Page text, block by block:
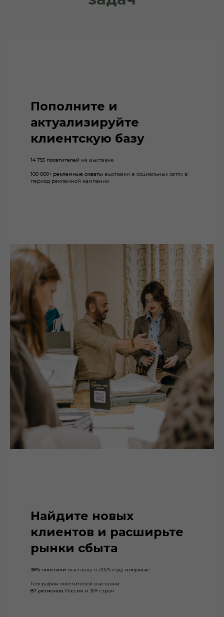
Пополните и
актуализируйте
клиентскую базу
14 755 посетителей на выставке
100 000+ рекламные охваты выставки в социальных сетях в
период рекламной кампании
Найдите новых
клиентов и расширьте
рынки сбыта
38% посетили выставку в 2025 году впервые
География посетителей выставки:
87 регионов России и 30+ стран